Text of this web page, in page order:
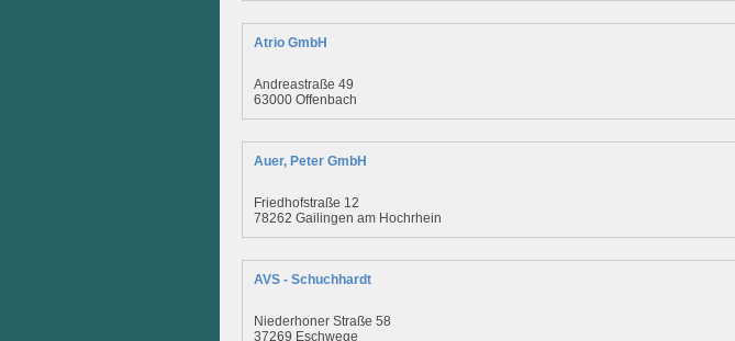
Atrio GmbH
Andreastraße 49
63000 Offenbach
Auer, Peter GmbH
Friedhofstraße 12
78262 Gailingen am Hochrhein
AVS - Schuchhardt
Niederhoner Straße 58
37269 Eschwege